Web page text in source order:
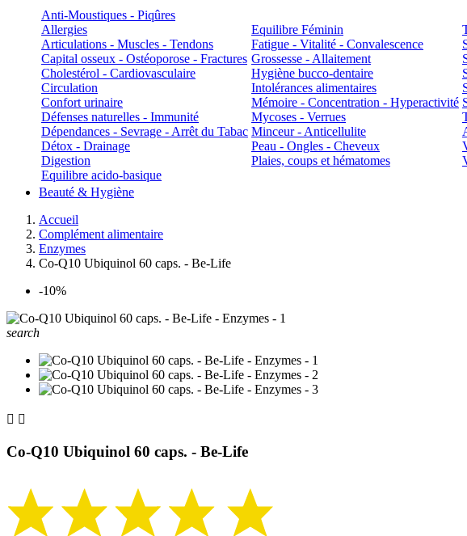
Anti-Moustiques - Piqûres
Allergies
Articulations - Muscles - Tendons
Capital osseux - Ostéoporose - Fractures
Cholestérol - Cardiovasculaire
Circulation
Confort urinaire
Défenses naturelles - Immunité
Dépendances - Sevrage - Arrêt du Tabac
Détox - Drainage
Digestion
Equilibre acido-basique
Equilibre Féminin
Fatigue - Vitalité - Convalescence
Grossesse - Allaitement
Hygiène bucco-dentaire
Intolérances alimentaires
Mémoire - Concentration - Hyperactivité
Mycoses - Verrues
Minceur - Anticellulite
Peau - Ongles - Cheveux
Plaies, coups et hématomes
Beauté & Hygiène
Accueil
Complément alimentaire
Enzymes
Co-Q10 Ubiquinol 60 caps. - Be-Life
-10%
search
 
Co-Q10 Ubiquinol 60 caps. - Be-Life